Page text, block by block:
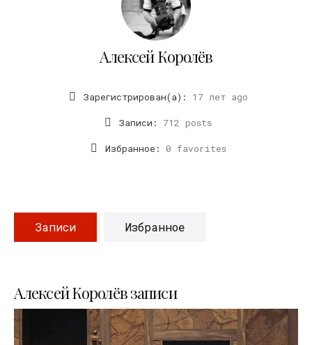
Алексей Королёв
Зарегистрирован(а): 17 лет ago
Записи: 712 posts
Избранное: 0 favorites
Записи Избранное
Алексей Королёв записи